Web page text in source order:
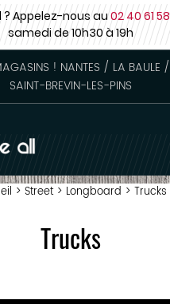
? Appelez-nous au02 40 61 58
samedide 10h30 à 19h
! NANTES / LA BAULE
SAINT-BREVIN-LES-PINS
> Street > Longboard > Trucks
Trucks